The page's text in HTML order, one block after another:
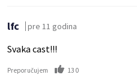
lfc pre 11 godina
Svaka cast!!!
Preporučujem 130